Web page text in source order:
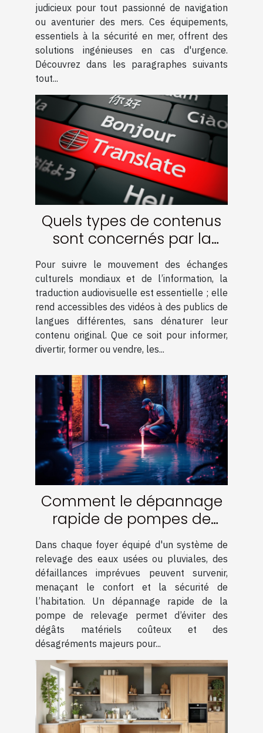
judicieux pour tout passionné de navigation
ou aventurier des mers. Ces équipements,
essentiels à la sécurité en mer, offrent des
solutions ingénieuses en cas d'urgence.
Découvrez dans les paragraphes suivants
tout...
Quels types de contenus
sont concernés par la
traduction audiovisuelle ?
Pour suivre le mouvement des échanges
culturels mondiaux et de l’information, la
traduction audiovisuelle est essentielle ; elle
rend accessibles des vidéos à des publics de
langues différentes, sans dénaturer leur
contenu original. Que ce soit pour informer,
divertir, former ou vendre, les...
Comment le dépannage
rapide de pompes de
relevage peut éviter des
catastrophes
domestiques ?
Dans chaque foyer équipé d'un système de
relevage des eaux usées ou pluviales, des
défaillances imprévues peuvent survenir,
menaçant le confort et la sécurité de
l’habitation. Un dépannage rapide de la
pompe de relevage permet d’éviter des
dégâts matériels coûteux et des
désagréments majeurs pour...